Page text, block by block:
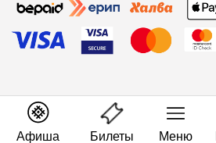
Афиша Билеты Меню
Есть вопросы?